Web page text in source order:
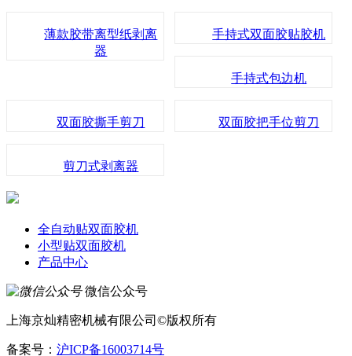
薄款胶带离型纸剥离
器
手持式双面胶贴胶机
手持式包边机
双面胶撕手剪刀 双面胶把手位剪刀
剪刀式剥离器
全自动贴双面胶机
小型贴双面胶机
产品中心
微信公众号
上海京灿精密机械有限公司©版权所有
备案号： 沪ICP备16003714号